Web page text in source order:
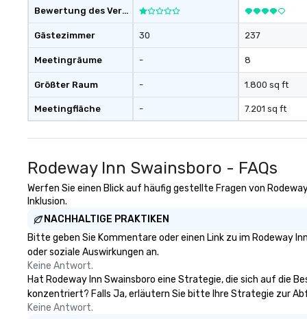
Bewertung des Veranstaltungsortes
Gästezimmer
Meetingräume
Größter Raum
Meetingfläche
30
-
-
-
237
8
1.800 sq ft
7.201 sq ft
Rodeway Inn Swainsboro - FAQs
Werfen Sie einen Blick auf häufig gestellte Fragen von
Inklusion.
NACHHALTIGE PRAKTIKEN
Bitte geben Sie Kommentare oder einen Link zu im
oder soziale Auswirkungen an.
Keine Antwort.
Hat Rodeway Inn Swainsboro eine Strategie, die sich auf die
konzentriert? Falls Ja, erläutern Sie bitte Ihre Strategie zur
Keine Antwort.